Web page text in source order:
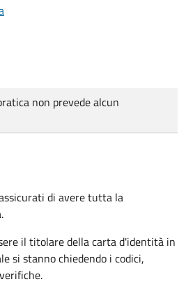
non prevede alcun
di avere tutta la
il titolare della carta d'identità in
si stanno chiedendo i codici,